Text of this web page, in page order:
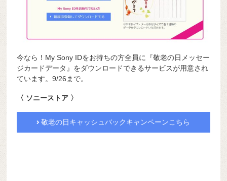
今なら！My Sony IDをお持ちの方全員に『敬老の日メッセー
ジカードデータ』をダウンロードできるサービスが用意され
ています。9/26まで。
〈 ソニーストア 〉
敬老の日キャッシュバックキャンペーンこちら